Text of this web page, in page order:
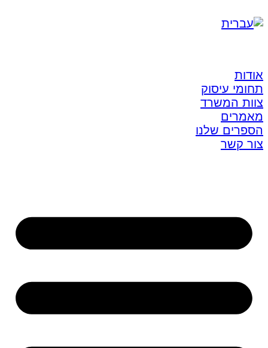
אודות
תחומי עיסוק
צוות המשרד
מאמרים
הספרים שלנו
צור קשר